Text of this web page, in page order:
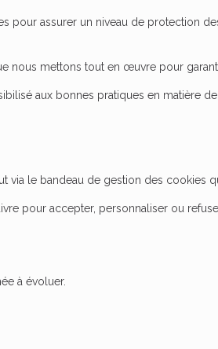
pour assurer un niveau de protection
nous mettons tout en œuvre pour
aux bonnes pratiques en matière
le bandeau de gestion des cookies
pour accepter, personnaliser ou
à évoluer.